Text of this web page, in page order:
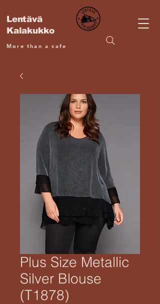
Lentävä
Kalakukko
More than a cafe
Plus Size Metallic
Silver Blouse
(T1878)